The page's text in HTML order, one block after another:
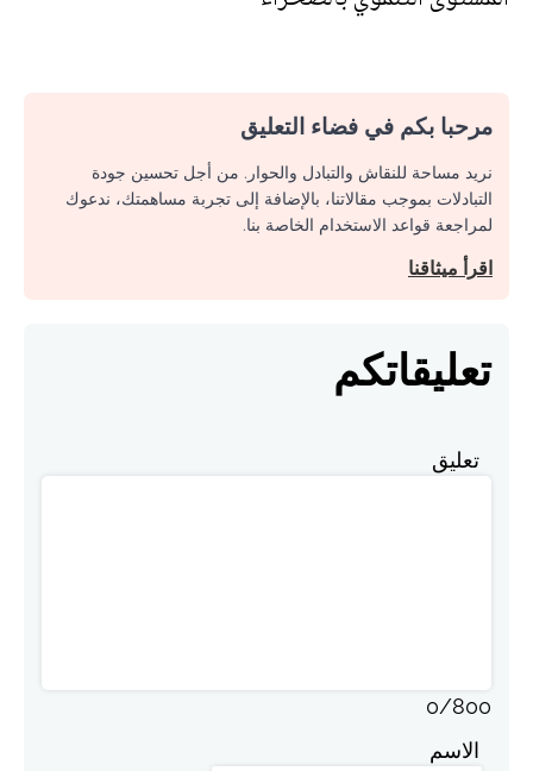
مرحبا بكم في فضاء التعليق
نريد مساحة للنقاش والتبادل والحوار. من أجل تحسين جودة
التبادلات بموجب مقالاتنا، بالإضافة إلى تجربة مساهمتك، ندعوك
لمراجعة قواعد الاستخدام الخاصة بنا.
اقرأ ميثاقنا
تعليقاتكم
تعليق
0/800
الاسم